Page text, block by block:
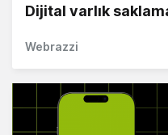
Dijital varlık
Webrazzi